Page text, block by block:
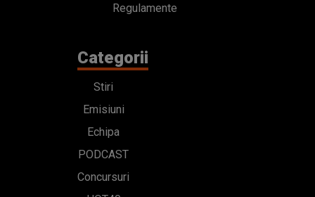
Regulamente
Categorii
Stiri
Emisiuni
Echipa
PODCAST
Concursuri